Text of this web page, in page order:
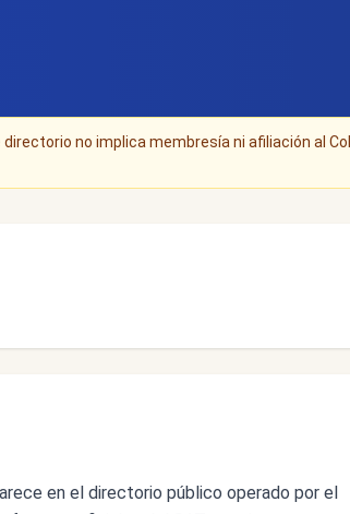
no implica membresía ni afiliación al
en el directorio público operado por el